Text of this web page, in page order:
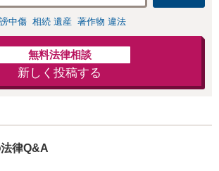
中傷 相続 遺産 著作物 違法
無料法律相談
新しく投稿する
律Q&A